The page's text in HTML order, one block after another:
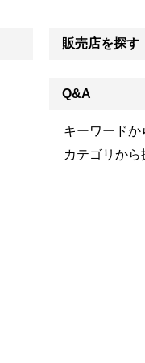
販売店を探す
Q&A
キーワードか
カテゴリから